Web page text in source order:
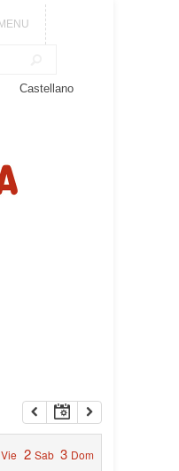
Castellano
Vie 2 Sab 3 Dom